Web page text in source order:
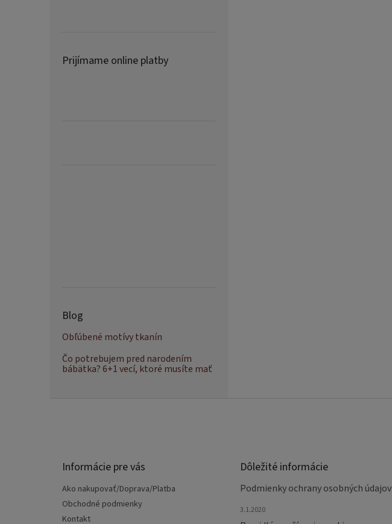
Prijímame online platby
Blog
Obľúbené motívy tkanín
Čo potrebujem pred narodením
bábätka? 6+1 vecí, ktoré musíte mať
Informácie pre vás
Ako nakupovať/Doprava/Platba
Obchodné podmienky
Kontakt
Dôležité informácie
Podmienky ochrany osobných údajov
3.1.2020